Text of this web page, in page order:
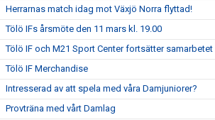
Herrarnas match idag mot Växjö Norra flyttad!
Tölö IFs årsmöte den 11 mars kl. 19.00
Tölö IF och M21 Sport Center fortsätter samarbetet
Tölö IF Merchandise
Intresserad av att spela med våra Damjuniorer?
Provträna med vårt Damlag